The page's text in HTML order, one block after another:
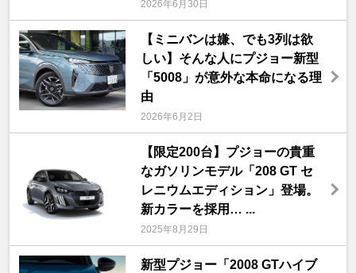
2026年6月30日
【ミニバンは嫌、でも3列は欲
しい】そんな人にプジョー新型
「5008」が意外な本命になる理
由
2026年6月2日
【限定200台】プジョーの貴重
なガソリンモデル「208 GT セ
レニウムエディション」登場。
新カラーを採用… ...
2025年8月29日
新型プジョー「2008 GTハイブ